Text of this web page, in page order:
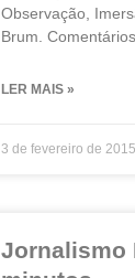
Observação,
Brum. Comentários
LER MAIS »
3 de fevereiro de 2015
Jornalismo